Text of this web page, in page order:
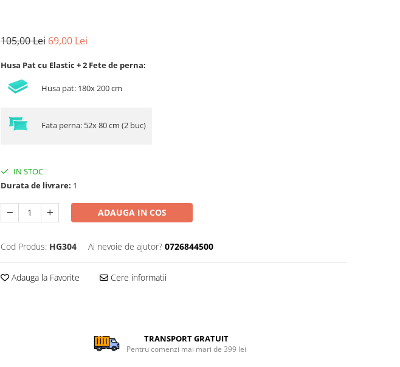
105,00 Lei 69,00 Lei
Husa Pat cu Elastic + 2 Fete de perna:
Husa pat: 180x 200 cm
Fata perna: 52x 80 cm (2 buc)
IN STOC
Durata de livrare: 1
ADAUGA IN COS
Cod Produs: HG304 Ai nevoie de ajutor? 0726844500
Adauga la Favorite Cere informatii
TRANSPORT GRATUIT
Pentru comenzi mai mari de 399 lei